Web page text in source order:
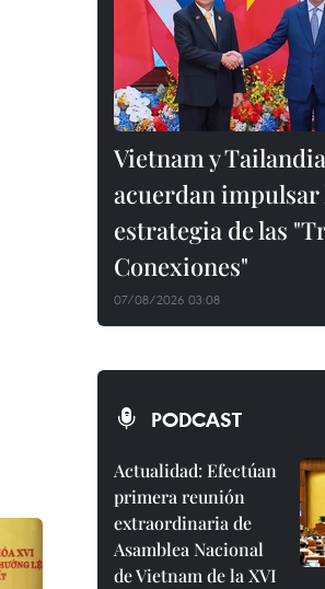
Vietnam y Tailandia
acuerdan impulsar
estrategia de las
Conexiones"
07/08/2026 03:08
PODCAST
Actualidad: Efectúan
primera reunión
extraordinaria de
Asamblea Nacional
de Vietnam de la XVI